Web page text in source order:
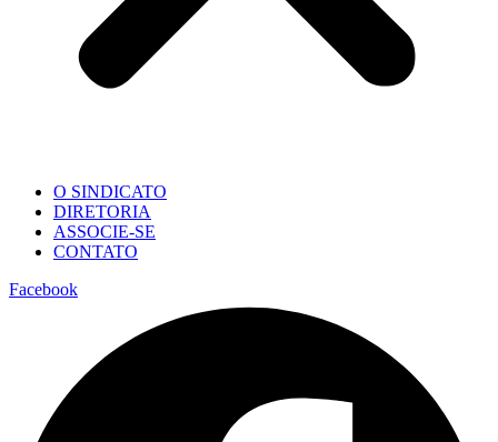
O SINDICATO
DIRETORIA
ASSOCIE-SE
CONTATO
Facebook